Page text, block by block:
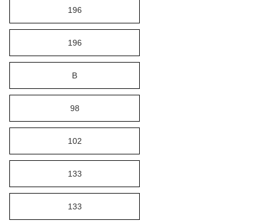
196
196
B
98
102
133
133